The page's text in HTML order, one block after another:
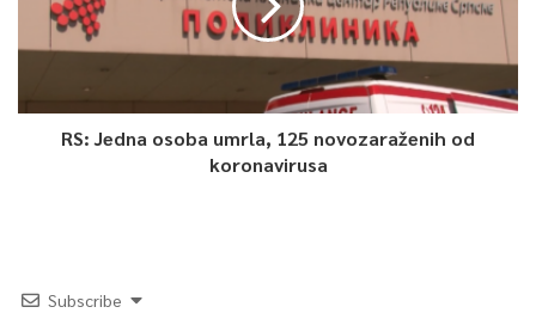
RS: Jedna osoba umrla, 125 novozaraženih od
koronavirusa
Subscribe